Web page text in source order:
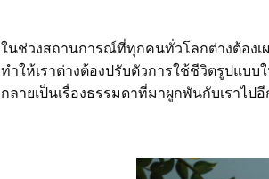
ในช่วงสถานการณ์ที่ทุกคนทั่วโลกต่างต้องเ
ทำให้เราต่างต้องปรับตัวการใช้ชีวิตรูปแบ
กลายเป็นเรื่องธรรมดาที่มาผูกพันกับเราไปอี